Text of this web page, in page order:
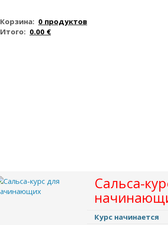
Корзина: 0 продуктов
Итого: 0.00 €
Сальса-
Курс начинается